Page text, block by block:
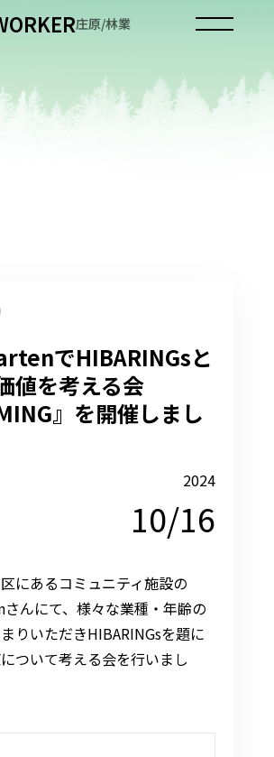
庄原/林業
でHIBARINGsと
値を考える会
』を開催しまし
2024
10/16
にあるコミュニティ施設の
んにて、様々な業種・年齢の
りいただきHIBARINGsを題に
ついて考える会を行いまし